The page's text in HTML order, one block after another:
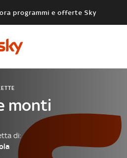
programmi e offerte Sky
monti
di: